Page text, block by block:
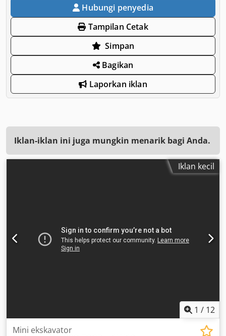
Hubungi penyedia
Tampilan Cetak
Simpan
Bagikan
Laporkan iklan
Iklan-iklan ini juga mungkin menarik bagi Anda.
Iklan kecil
1 / 12
Mini ekskavator